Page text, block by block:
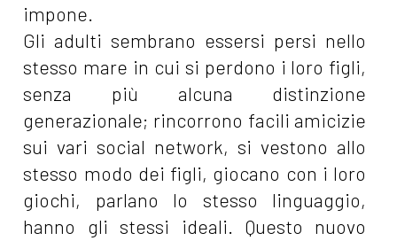
impone.
Gli adulti sembrano essersi persi nello
stesso mare in cui si perdono i loro figli,
senza più alcuna distinzione
generazionale; rincorrono facili amicizie
sui vari social network, si vestono allo
stesso modo dei figli, giocano con i loro
giochi, parlano lo stesso linguaggio,
hanno gli stessi ideali. Questo nuovo